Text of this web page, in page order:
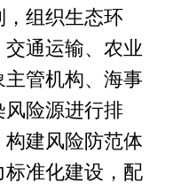
组织生态环
通运输、农业
管机构、海事
险源进行排
建风险防范体
标准化建设，配